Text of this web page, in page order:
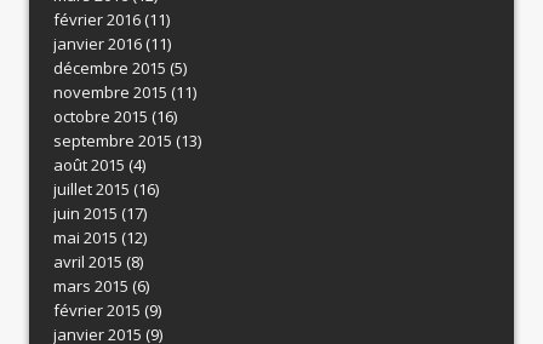
février 2016(11)
janvier 2016(11)
décembre 2015 (5)
novembre 2015 (11)
octobre 2015 (16)
septembre 2015 (13)
août 2015 (4)
juillet 2015 (16)
juin 2015 (17)
mai 2015 (12)
avril 2015 (8)
mars 2015 (6)
février 2015 (9)
janvier 2015 (9)